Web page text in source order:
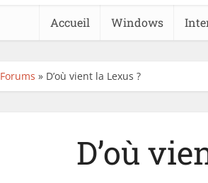
Accueil Windows
Forums » D’où vient la Lexus ?
D’où